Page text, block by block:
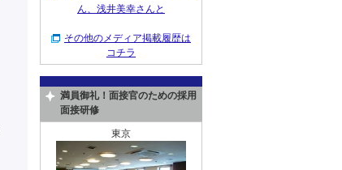
ん、浅井美幸さんと
その他のメディア掲載履歴は
コチラ
満員御礼！面接官のための採用
面接研修
東京